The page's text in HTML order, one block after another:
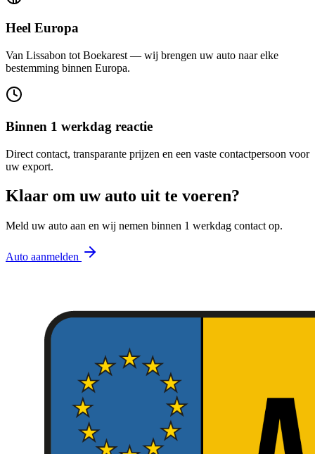
Heel Europa
Van Lissabon tot Boekarest — wij brengen uw auto naar elke
bestemming binnen Europa.
Binnen 1 werkdag reactie
Direct contact, transparante prijzen en een vaste contactpersoon voor
uw export.
Klaar om uw auto uit te voeren?
Meld uw auto aan en wij nemen binnen 1 werkdag contact op.
Auto aanmelden